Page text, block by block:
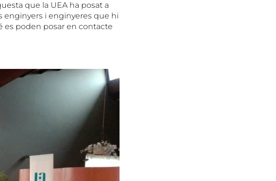
que la UEA ha posat a
enginyers i enginyeres que hi
es poden posar en contacte